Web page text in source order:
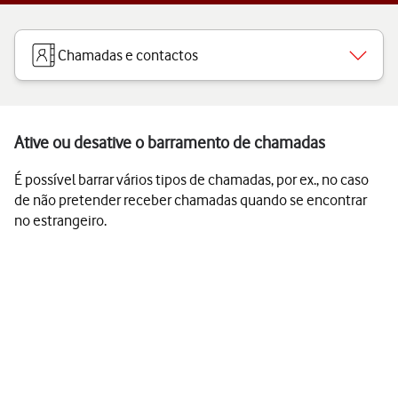
Chamadas e contactos
Ative ou desative o barramento de chamadas
É possível barrar vários tipos de chamadas, por ex., no caso
de não pretender receber chamadas quando se encontrar
no estrangeiro.